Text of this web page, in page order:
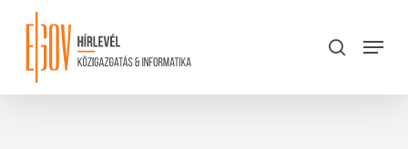
content
search
Menu
Close